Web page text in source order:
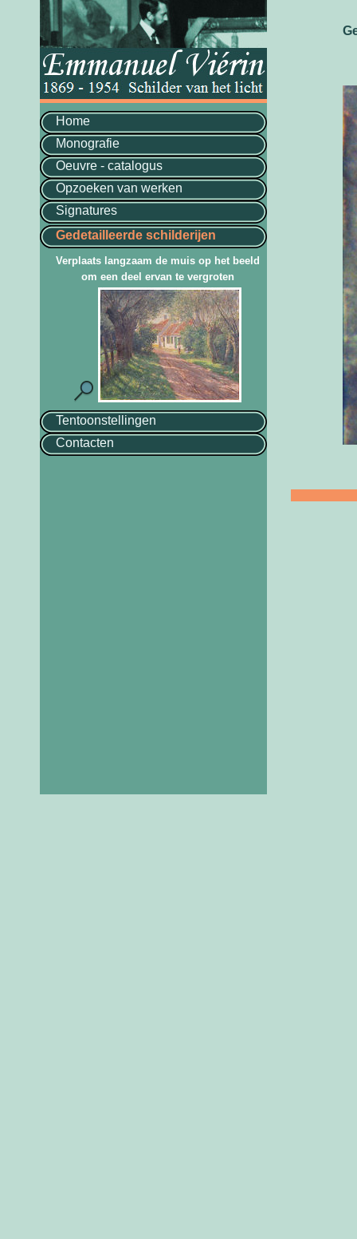
Home
Monografie
Oeuvre - catalogus
Opzoeken van werken
Signatures
Gedetailleerde schilderijen
Verplaats langzaam de muis op het beeld
om een deel ervan te vergroten
Tentoonstellingen
Contacten